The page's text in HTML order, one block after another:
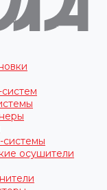
системы
осушители